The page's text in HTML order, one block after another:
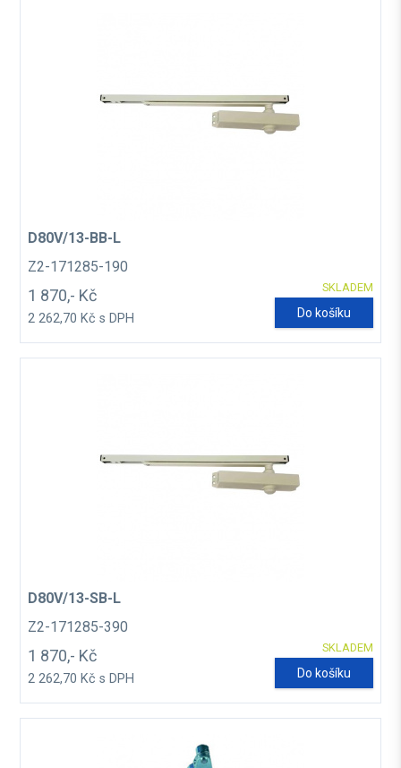
D80V/13-BB-L
Z2-171285-190
SKLADEM
1 870,- Kč
2 262,70 Kč s DPH Do košíku
D80V/13-SB-L
Z2-171285-390
SKLADEM
1 870,- Kč
2 262,70 Kč s DPH Do košíku